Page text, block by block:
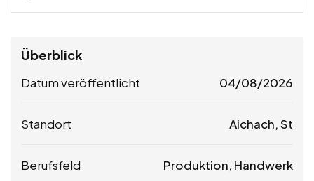
Überblick
Datum veröffentlicht 04/08/2026
Standort Aichach, St
Berufsfeld Produktion, Handwerk